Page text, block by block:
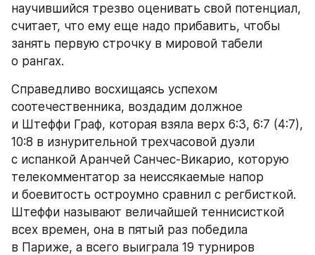
научившийся трезво оценивать свой потенциал,
считает, что ему еще надо прибавить, чтобы
занять первую строчку в мировой табели
о рангах.
Справедливо восхищаясь успехом
соотечественника, воздадим должное
и Штеффи Граф, которая взяла верх 6:3, 6:7 (4:7),
10:8 в изнурительной трехчасовой дуэли
с испанкой Аранчей Санчес-Викарио, которую
телекомментатор за неиссякаемые напор
и боевитость остроумно сравнил с регбисткой.
Штеффи называют величайшей теннисисткой
всех времен, она в пятый раз победила
в Париже, а всего выиграла 19 турниров